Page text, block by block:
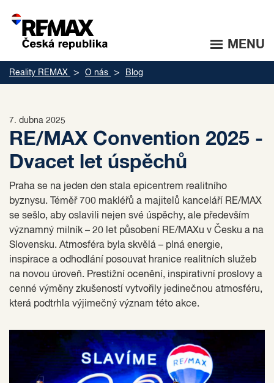
MENU
Reality REMAX O nás Blog
7. dubna 2025
RE/MAX Convention 2025 -
Dvacet let úspěchů
Praha se na jeden den stala epicentrem realitního
byznysu. Téměř 700 makléřů a majitelů kanceláří RE/MAX
se sešlo, aby oslavili nejen své úspěchy, ale především
významný milník – 20 let působení RE/MAXu v Česku a na
Slovensku. Atmosféra byla skvělá – plná energie,
inspirace a odhodlání posouvat hranice realitních služeb
na novou úroveň. Prestižní ocenění, inspirativní proslovy a
cenné výměny zkušeností vytvořily jedinečnou atmosféru,
která podtrhla výjimečný význam této akce.